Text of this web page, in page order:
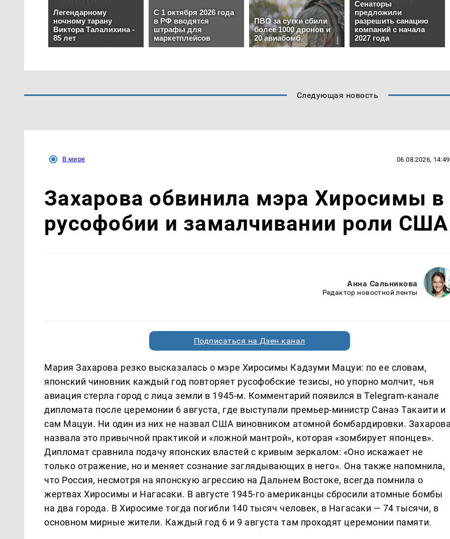
Следующая новость
В мире 06.08.2026, 14:49
Захарова обвинила мэра Хиросимы в
русофобии и замалчивании роли США
Анна Сальникова
Редактор новостной ленты
Подписаться на Дзен.канал
Мария Захарова резко высказалась о мэре Хиросимы Кадзуми Мацуи: по ее словам,
японский чиновник каждый год повторяет русофобские тезисы, но упорно молчит, чья
авиация стерла город с лица земли в 1945-м. Комментарий появился в Telegram-канале
дипломата после церемонии 6 августа, где выступали премьер-министр Санаэ Такаити и
сам Мацуи. Ни один из них не назвал США виновником атомной бомбардировки. Захарова
назвала это привычной практикой и «ложной мантрой», которая «зомбирует японцев».
Дипломат сравнила подачу японских властей с кривым зеркалом: «Оно искажает не
только отражение, но и меняет сознание заглядывающих в него». Она также напомнила,
что Россия, несмотря на японскую агрессию на Дальнем Востоке, всегда помнила о
жертвах Хиросимы и Нагасаки. В августе 1945-го американцы сбросили атомные бомбы
на два города. В Хиросиме тогда погибли 140 тысяч человек, в Нагасаки — 74 тысячи, в
основном мирные жители. Каждый год 6 и 9 августа там проходят церемонии памяти.